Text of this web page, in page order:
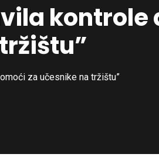
kontrole
za učesnike na tržištu”